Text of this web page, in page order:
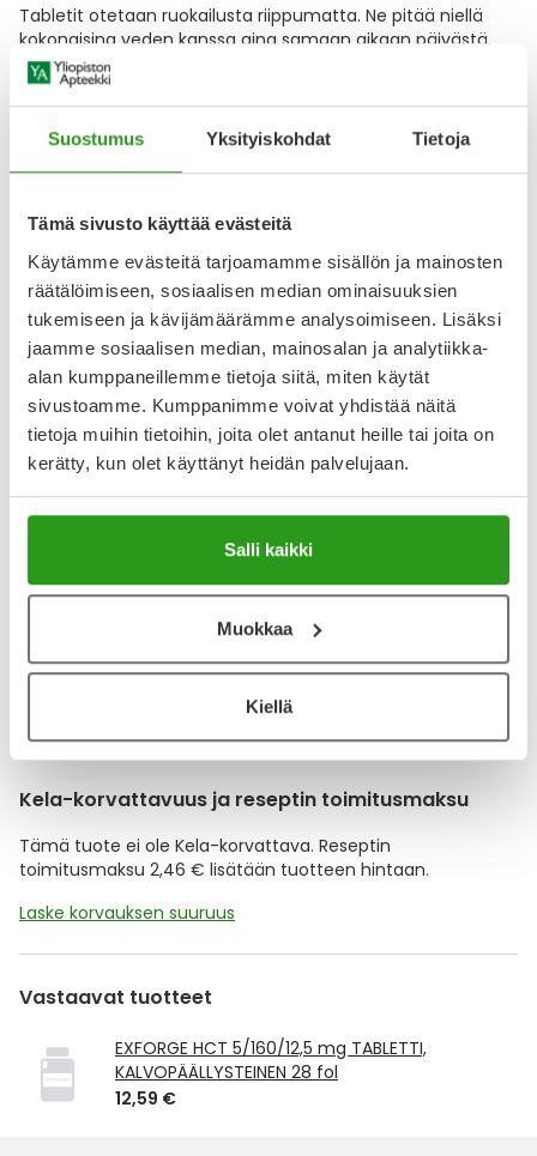
Suostumus Yksityiskohdat Tietoja
Tämä sivusto käyttää evästeitä
Käytämme evästeitä tarjoamamme sisällön ja mainosten
räätälöimiseen, sosiaalisen median ominaisuuksien
tukemiseen ja kävijämäärämme analysoimiseen. Lisäksi
jaamme sosiaalisen median, mainosalan ja analytiikka-
alan kumppaneillemme tietoja siitä, miten käytät
sivustoamme. Kumppanimme voivat yhdistää näitä
tietoja muihin tietoihin, joita olet antanut heille tai joita on
kerätty, kun olet käyttänyt heidän palvelujaan.
Salli kaikki
Muokkaa
Kiellä
Tabletit otetaan ruokailusta riippumatta. Ne pitää niellä
kokonaisina veden kanssa aina samaan aikaan päivästä,
mieluiten aamuisin. Hoidon aikana ei saa
Näytä koko kuvaus
palautusoikeutta.
Varaa reseptilääke apteekkiin, maksa apteekissa
Katso kaikki AMLODIPINE/VALSARTAN/HYDROCHLOROTHIAZIDE
KRKA-tuotteet
Muistuttajan avulla pidät huolen, että tilaat tarvitsemasi
tuotteet ajoissa, eivätkä ne lopu kesken.
Lisää tuote muistuttajaan
Kela-korvattavuus ja reseptin toimitusmaksu
Tämä tuote ei ole Kela-korvattava. Reseptin
toimitusmaksu 2,46 € lisätään tuotteen hintaan.
Laske korvauksen suuruus
Vastaavat tuotteet
EXFORGE HCT 5/160/12,5 mg TABLETTI,
KALVOPÄÄLLYSTEINEN 28 fol
12,59 €